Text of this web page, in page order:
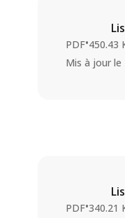
PDF•450.43
Mis à jour le
PDF•340.21